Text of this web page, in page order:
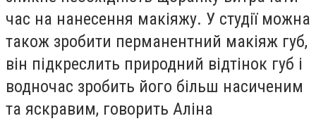
час на нанесення макіяжу. У студії можна
також зробити перманентний макіяж губ,
він підкреслить природний відтінок губ і
водночас зробить його більш насиченим
та яскравим, говорить Аліна